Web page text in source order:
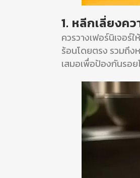
1. หลีกเลี่ยงค
ควรวางเฟอร์นิเจอร์
ร้อนโดยตรง รวมถึง
เสมอเพื่อป้องกันรอ